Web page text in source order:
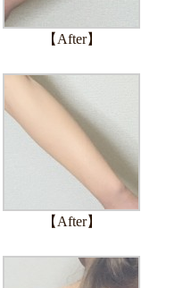
【After】
【After】